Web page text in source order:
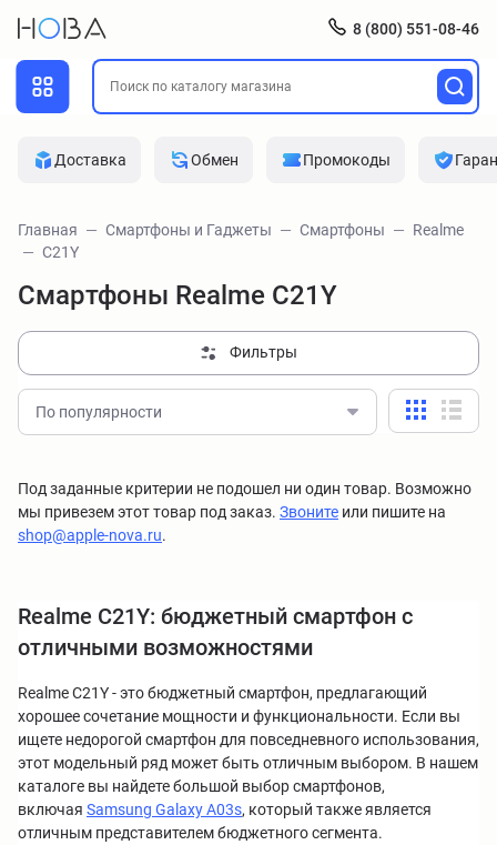
8 (800) 551-08-46
Доставка Обмен Промокоды
Главная Смартфоны и Гаджеты Смартфоны
Realme
C21Y
Смартфоны Realme C21Y
Фильтры
По популярности
Под заданные критерии не подошел ни один товар. Возможно
мы привезем этот товар под заказ. Звоните или пишите на
shop@apple-nova.ru.
Realme C21Y: бюджетный смартфон с
отличными возможностями
Realme C21Y - это бюджетный смартфон, предлагающий
хорошее сочетание мощности и функциональности. Если вы
ищете недорогой смартфон для повседневного использования,
этот модельный ряд может быть отличным выбором. В нашем
каталоге вы найдете большой выбор смартфонов,
включая Samsung Galaxy A03s, который также является
отличным представителем бюджетного сегмента.